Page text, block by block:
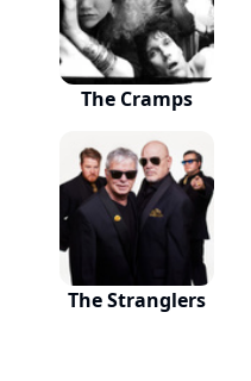
The Cramps
The Stranglers